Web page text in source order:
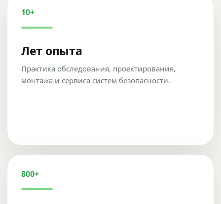
10+
Лет опыта
Практика обследования, проектирования,
монтажа и сервиса систем безопасности.
800+